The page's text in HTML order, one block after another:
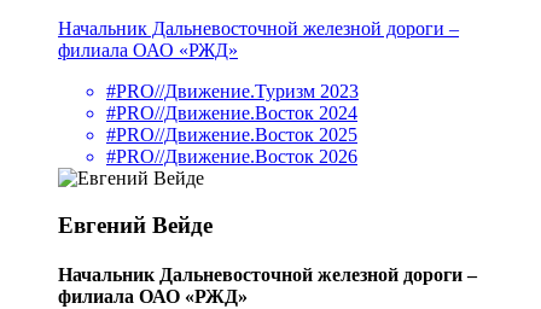
Начальник Дальневосточной железной дороги –
филиала ОАО «РЖД»
#PRO//Движение.Туризм 2023
#PRO//Движение.Восток 2024
#PRO//Движение.Восток 2025
#PRO//Движение.Восток 2026
Евгений Вейде
Начальник Дальневосточной железной дороги –
филиала ОАО «РЖД»